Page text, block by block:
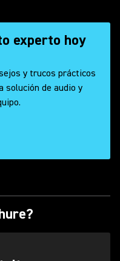
experto hoy
y trucos prácticos
solución de audio y